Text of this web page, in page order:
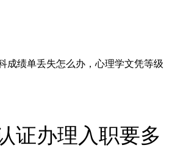
成绩单丢失怎么办，心理学文凭等级
证办理入职要多